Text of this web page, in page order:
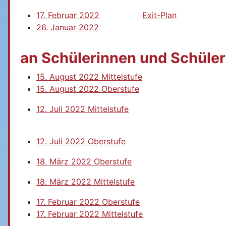
17. Februar 2022
Exit-Plan
26. Januar 2022
an Schülerinnen und
15. August 2022 Mittelstufe
15. August 2022 Oberstufe
12. Juli 2022 Mittelstufe
12. Juli 2022 Oberstufe
18. März 2022 Oberstufe
18. März 2022 Mittelstufe
17. Februar 2022 Oberstufe
17. Februar 2022 Mittelstufe